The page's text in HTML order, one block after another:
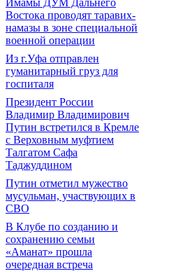
Имамы ДУМ Дальнего
Востока проводят таравих-
намазы в зоне специальной
военной операции
Из г.Уфа отправлен
гуманитарный груз для
госпиталя
Президент России
Владимир Владимирович
Путин встретился в Кремле
с Верховным муфтием
Талгатом Сафа
Таджуддином
Путин отметил мужество
мусульман, участвующих в
СВО
В Клубе по созданию и
сохранению семьи
«Аманат» прошла
очередная встреча